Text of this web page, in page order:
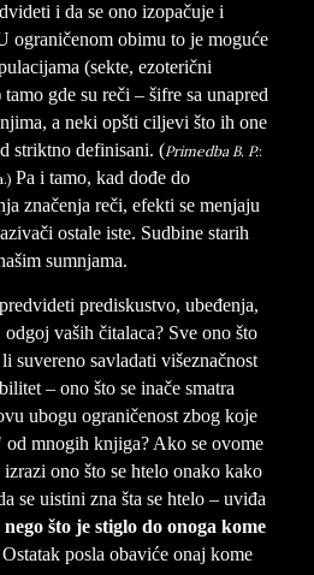
i da se ono izopačuje i
ograničenom obimu to je moguće
(sekte, ezoterični
gde su reči – šifre sa unapred
a neki opšti ciljevi što ih one
striktno definisani. (Primedba B. P.:
Pa i tamo, kad dođe do
značenja reči, efekti se menjaju
ostale iste. Sudbine starih
sumnjama.
prediskustvo, ubeđenja,
vaših čitalaca? Sve ono što
suvereno savladati višeznačnost
– ono što se inače smatra
ubogu ograničenost zbog koje
mnogih knjiga? Ako se ovome
izrazi ono što se htelo onako kako
se uistini zna šta se htelo – uviđa
što je stiglo do onoga kome
Ostatak posla obaviće onaj kome